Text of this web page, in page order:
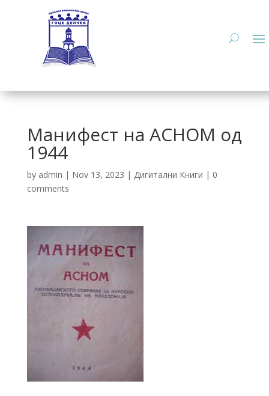
Манифест на АСНОМ од
1944
by admin | Nov 13, 2023 | Дигитални Книги | 0
comments